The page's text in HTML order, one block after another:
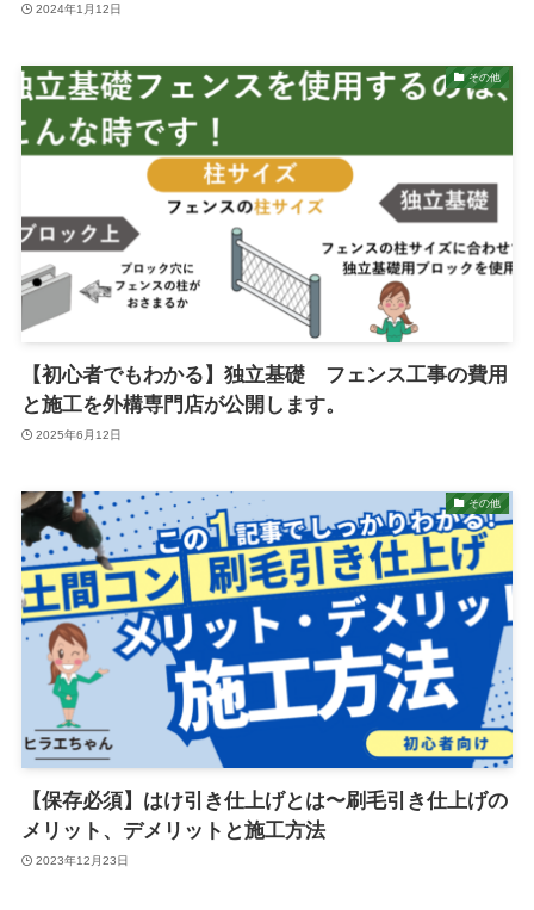
2024年1月12日
その他
【初心者でもわかる】独立基礎 フェンス工事の費用
と施工を外構専門店が公開します。
2025年6月12日
その他
【保存必須】はけ引き仕上げとは〜刷毛引き仕上げの
メリット、デメリットと施工方法
2023年12月23日